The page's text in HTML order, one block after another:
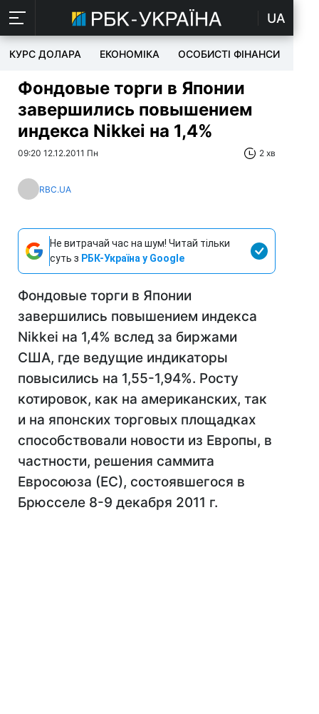
UA
КУРС ДОЛАРА ЕКОНОМІКА ОСОБИСТІ ФІНАНСИ
Фондовые торги в Японии
завершились повышением
индекса Nikkei на 1,4%
09:20 12.12.2011 Пн 2 хв
RBC.UA
Не витрачай час на шум! Читай тільки
суть з РБК-Україна у Google
Фондовые торги в Японии
завершились повышением индекса
Nikkei на 1,4% вслед за биржами
США, где ведущие индикаторы
повысились на 1,55-1,94%. Росту
котировок, как на американских, так
и на японских торговых площадках
способствовали новости из Европы, в
частности, решения саммита
Евросоюза (ЕС), состоявшегося в
Брюсселе 8-9 декабря 2011 г.